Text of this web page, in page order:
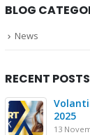
BLOG
News
RECENT POSTS
2025
13